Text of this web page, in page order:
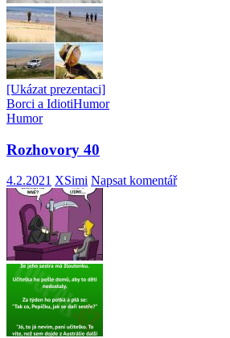
[Ukázat prezentaci]
Borci a IdiotiHumor
Humor
Rozhovory 40
4.2.2021 XSimi Napsat komentář